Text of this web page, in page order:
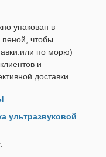
упакован в
пеной, чтобы
по морю)
и
доставки.
ультразвуковой